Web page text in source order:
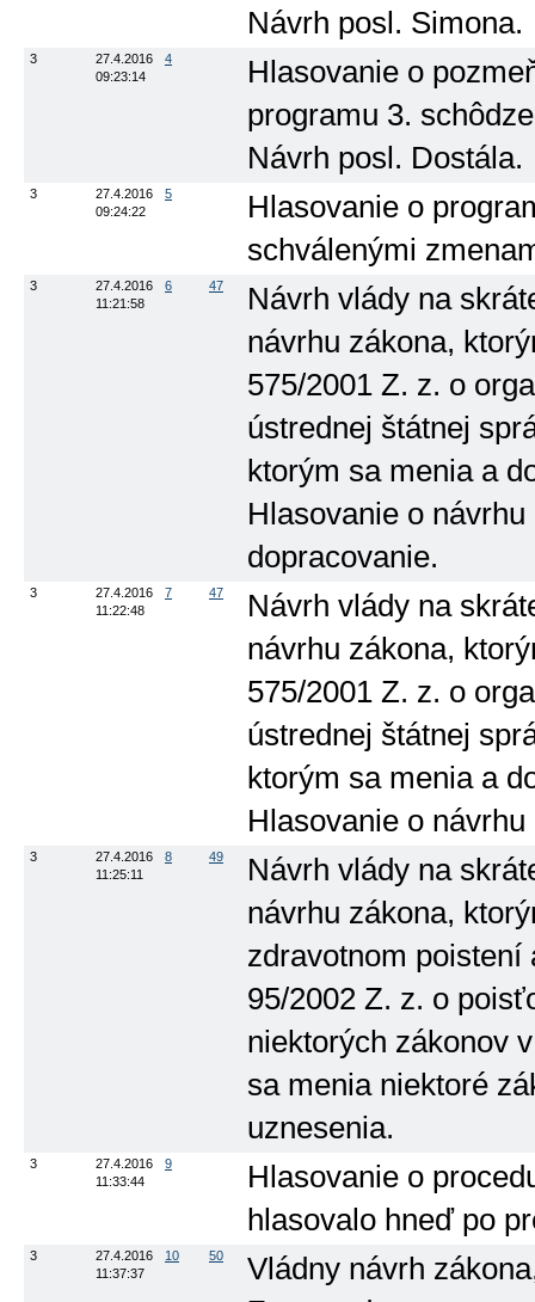
Návrh posl. Simona.
3
27.4.2016
09:23:14
4
Hlasovanie o
programu 3.
Návrh posl. Dostála.
3
27.4.2016
09:24:22
5
Hlasovanie o
schválenými
3
27.4.2016
11:21:58
6 47
Návrh vlády na
návrhu zákona,
575/2001 Z. z. o
ústrednej štátnej
ktorým sa menia a
Hlasovanie o
dopracovanie.
3
27.4.2016
11:22:48
7 47
Návrh vlády na
návrhu zákona,
575/2001 Z. z. o
ústrednej štátnej
ktorým sa menia a
Hlasovanie o
3
27.4.2016
11:25:11
8 49
Návrh vlády na
návrhu zákona,
zdravotnom poistení
95/2002 Z. z. o
niektorých zákonov
sa menia niektoré
uznesenia.
3
27.4.2016
11:33:44
9
Hlasovanie o
hlasovalo hneď po
3
27.4.2016
11:37:37
10 50
Vládny návrh